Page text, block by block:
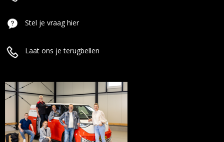
Stel je vraag hier
Laat ons je terugbellen